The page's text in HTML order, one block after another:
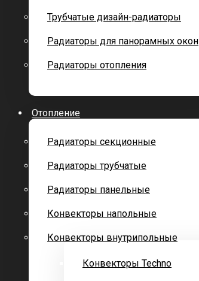
Трубчатые дизайн-радиаторы
Радиаторы для панорамных окон
Радиаторы отопления
Отопление
Радиаторы секционные
Радиаторы трубчатые
Радиаторы панельные
Конвекторы напольные
Конвекторы внутрипольные
Конвекторы Techno